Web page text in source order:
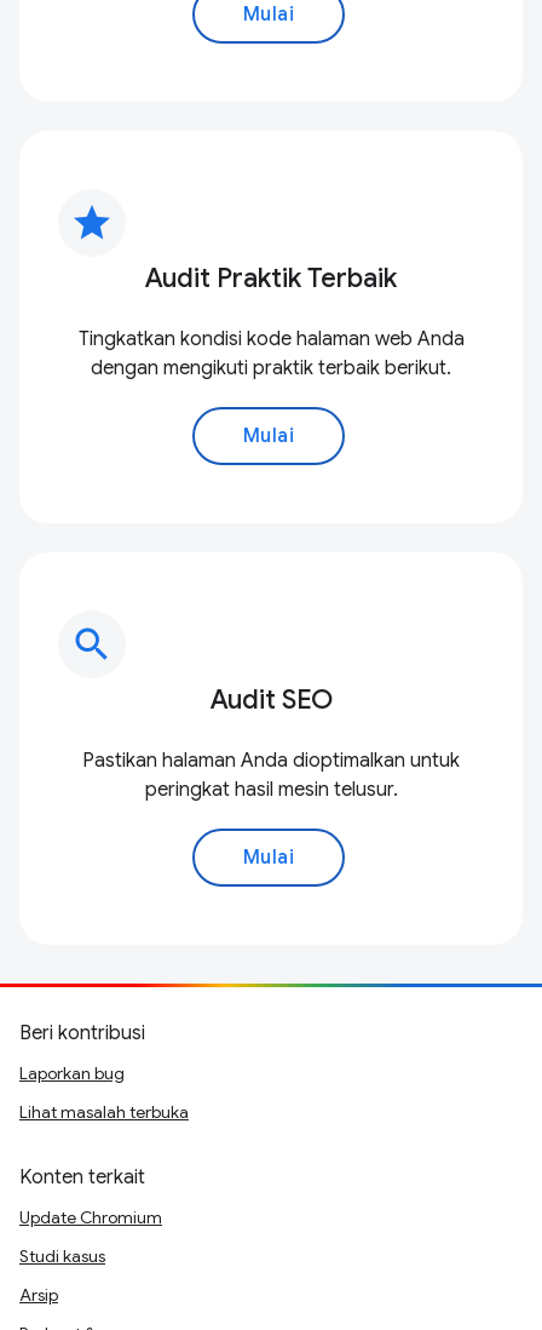
Mulai
star
Audit Praktik Terbaik
Tingkatkan kondisi kode halaman web Anda
dengan mengikuti praktik terbaik berikut.
Mulai
search
Audit SEO
Pastikan halaman Anda dioptimalkan untuk
peringkat hasil mesin telusur.
Mulai
Beri kontribusi
Laporkan bug
Lihat masalah terbuka
Konten terkait
Update Chromium
Studi kasus
Arsip